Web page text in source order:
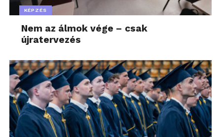
KÉPZÉS
Nem az álmok vége – csak
újratervezés